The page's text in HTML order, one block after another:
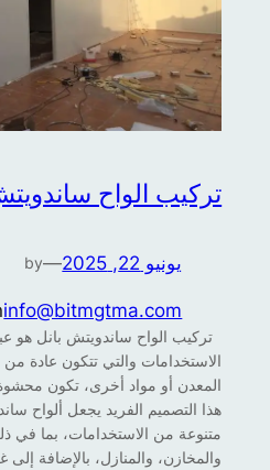
تركيب الواح
يونيو 22, 2025 —
by
info@bitmgtma.com
تركيب الواح ساندويتش بانل هو
الاستخدامات والتي تتكون عادة
المعدن أو مواد أخرى، تكون
هذا التصميم الفريد يجعل ألواح
متنوعة من الاستخدامات، بما في
والمخازن، والمنازل، بالإضافة